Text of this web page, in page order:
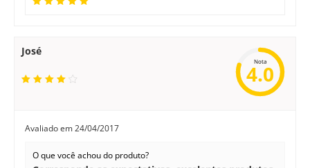
José
Nota
4.0
Avaliado em24/04/2017
O que você achou do produto?